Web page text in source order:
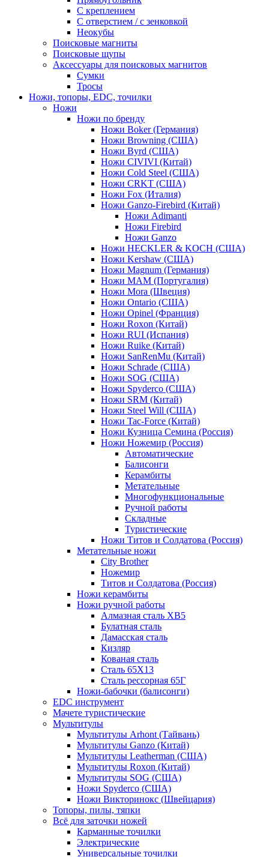
С креплением
С отверстием / с зенковкой
Неокубы
Поисковые магниты
Поисковые щупы
Аксессуары для поисковых магнитов
Сумки
Тросы
Ножи, топоры, EDC, точилки
Ножи
Ножи по бренду
Ножи Boker (Германия)
Ножи Browning (США)
Ножи Byrd (США)
Ножи CIVIVI (Китай)
Ножи Cold Steel (США)
Ножи CRKT (США)
Ножи Fox (Италия)
Ножи Ganzo-Firebird (Китай)
Ножи Adimanti
Ножи Firebird
Ножи Ganzo
Ножи HECKLER & KOCH (США)
Ножи Kershaw (США)
Ножи Magnum (Германия)
Ножи MAM (Португалия)
Ножи Mora (Швеция)
Ножи Ontario (США)
Ножи Opinel (Франция)
Ножи Roxon (Китай)
Ножи RUI (Испания)
Ножи Ruike (Китай)
Ножи SanRenMu (Китай)
Ножи Schrade (США)
Ножи SOG (США)
Ножи Spyderco (США)
Ножи SRM (Китай)
Ножи Steel Will (США)
Ножи Tac-Force (Китай)
Ножи Кузница Семина (Россия)
Ножи Ножемир (Россия)
Автоматические
Балисонги
Керамбиты
Метательные
Многофункциональные
Ручной работы
Складные
Туристические
Ножи Титов и Солдатова (Россия)
Метательные ножи
City Brother
Ножемир
Титов и Солдатова (Россия)
Ножи керамбиты
Ножи ручной работы
Алмазная сталь ХВ5
Булатная сталь
Дамасская сталь
Кизляр
Кованая сталь
Сталь 65Х13
Сталь рессорная 65Г
Ножи-бабочки (балисонги)
EDC инструмент
Мачете туристические
Мультитулы
Мультитулы Arhont (Тайвань)
Мультитулы Ganzo (Китай)
Мультитулы Leatherman (США)
Мультитулы Roxon (Китай)
Мультитулы SOG (США)
Ножи Spyderco (США)
Ножи Викторинокс (Швейцария)
Топоры, пилы, тяпки
Всё для заточки ножей
Карманные точилки
Электрические
Универсальные точилки